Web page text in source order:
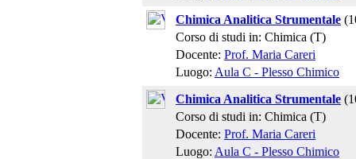
Chimica Analitica Strumentale
Corso di studi in: Chimica (T)
Docente: Prof. Maria Careri
Luogo: Aula C - Plesso Chimico
Chimica Analitica Strumentale
Corso di studi in: Chimica (T)
Docente: Prof. Maria Careri
Luogo: Aula C - Plesso Chimico